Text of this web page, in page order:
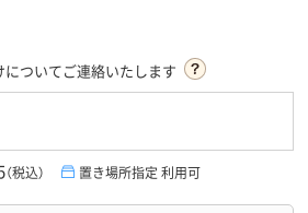
についてご連絡いたします
（税込） 置き場所指定 利用可